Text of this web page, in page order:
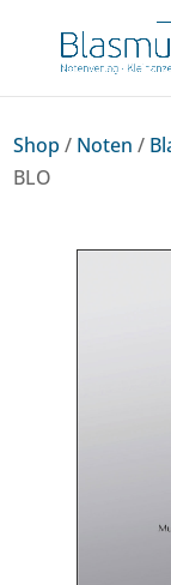
Shop / Noten /
BLO